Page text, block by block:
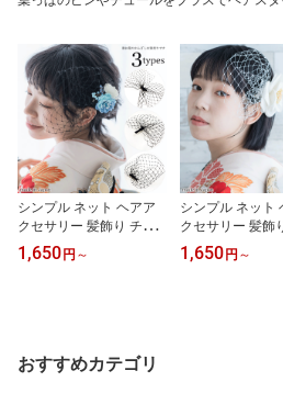
シンプル ネット ヘアア
クセサリー 髪飾り チュ
ール ブラック 黒 日本製
oh-309b 成人式 卒業式
あり / なし 結婚式 前撮り
振袖 袴 卒業式髪飾り 成
1,650 円 ～
シンプル ネット
クセサリー 髪飾
ール ホワイト 白
oh-309w 成人式
1,650 円 ～
おすすめカテゴリ